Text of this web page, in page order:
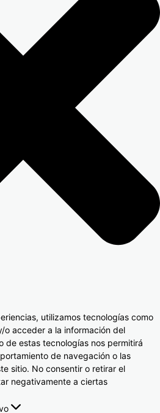
utilizamos tecnologías como
o acceder a la información del
de estas tecnologías nos permitirá
de navegación o las
sitio. No consentir o retirar el
negativamente a ciertas